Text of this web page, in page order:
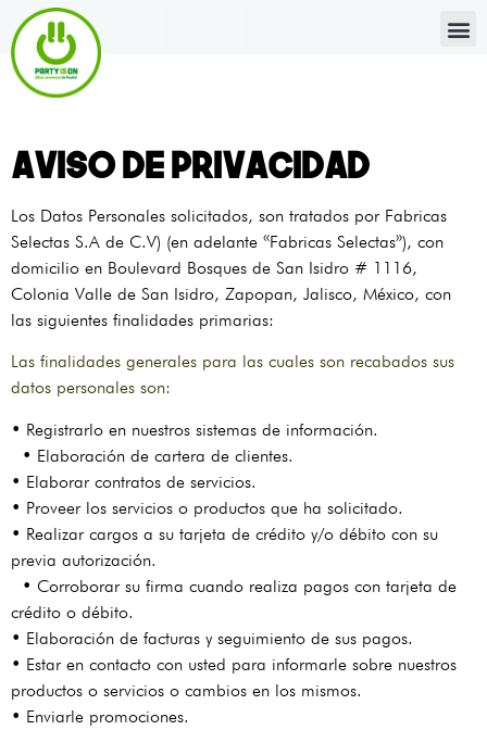
Aviso de Privacidad
Los Datos Personales solicitados, son tratados por Fabricas
Selectas S.A de C.V) (en adelante «Fabricas Selectas»), con
domicilio en Boulevard Bosques de San Isidro # 1116,
Colonia Valle de San Isidro, Zapopan, Jalisco, México, con
las siguientes finalidades primarias:
Las finalidades generales para las cuales son recabados sus
datos personales son:
• Registrarlo en nuestros sistemas de información.
• Elaboración de cartera de clientes.
• Elaborar contratos de servicios.
• Proveer los servicios o productos que ha solicitado.
• Realizar cargos a su tarjeta de crédito y/o débito con su
previa autorización.
• Corroborar su firma cuando realiza pagos con tarjeta de
crédito o débito.
• Elaboración de facturas y seguimiento de sus pagos.
• Estar en contacto con usted para informarle sobre nuestros
productos o servicios o cambios en los mismos.
• Enviarle promociones.